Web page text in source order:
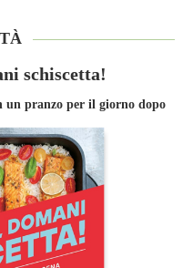
schiscetta!
un pranzo per il giorno dopo